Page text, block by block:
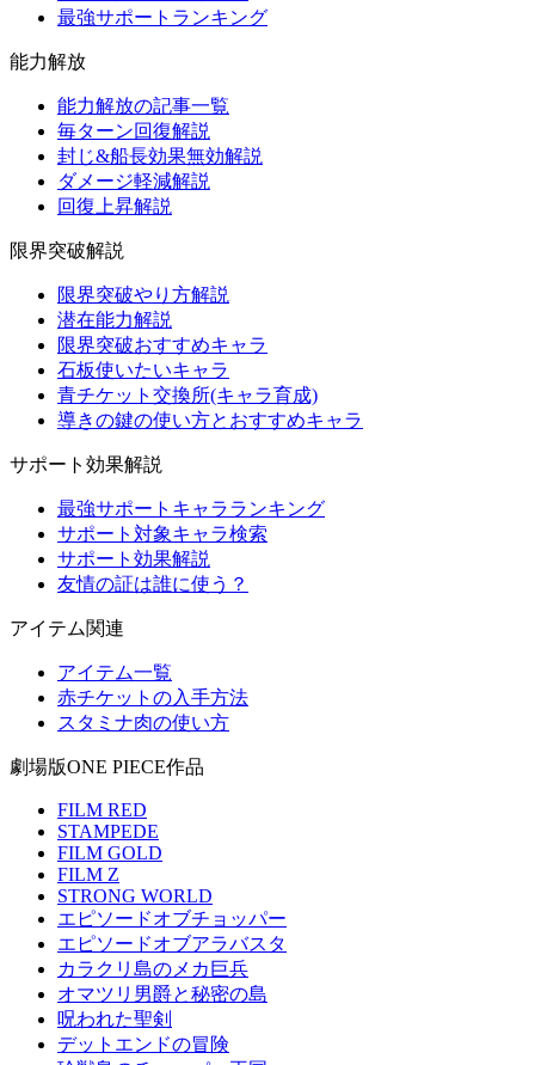
最強サポートランキング
能力解放
能力解放の記事一覧
毎ターン回復解説
封じ&船長効果無効解説
ダメージ軽減解説
回復上昇解説
限界突破解説
限界突破やり方解説
潜在能力解説
限界突破おすすめキャラ
石板使いたいキャラ
青チケット交換所(キャラ育成)
導きの鍵の使い方とおすすめキャラ
サポート効果解説
最強サポートキャラランキング
サポート対象キャラ検索
サポート効果解説
友情の証は誰に使う？
アイテム関連
アイテム一覧
赤チケットの入手方法
スタミナ肉の使い方
劇場版ONE PIECE作品
FILM RED
STAMPEDE
FILM GOLD
FILM Z
STRONG WORLD
エピソードオブチョッパー
エピソードオブアラバスタ
カラクリ島のメカ巨兵
オマツリ男爵と秘密の島
呪われた聖剣
デットエンドの冒険